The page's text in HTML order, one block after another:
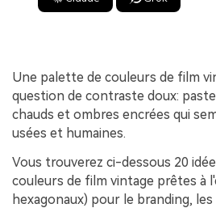
Une palette de couleurs de film
question de contraste doux:
chauds et ombres encrées qui
usées et humaines.
Vous trouverez ci-dessous 20
couleurs de film vintage prêtes à
hexagonaux) pour le branding,